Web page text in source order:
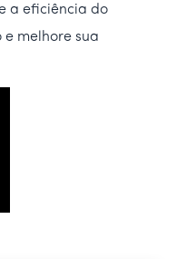
a eficiência do
melhore sua